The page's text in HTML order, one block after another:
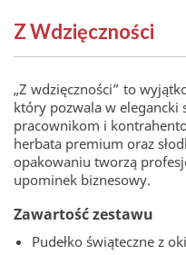
Z Wdzięczności
„Z wdzięczności” to
który pozwala w elegancki
pracownikom i
herbata premium oraz
opakowaniu tworzą
upominek biznesowy.
Zawartość zestawu
Pudełko świąteczne z